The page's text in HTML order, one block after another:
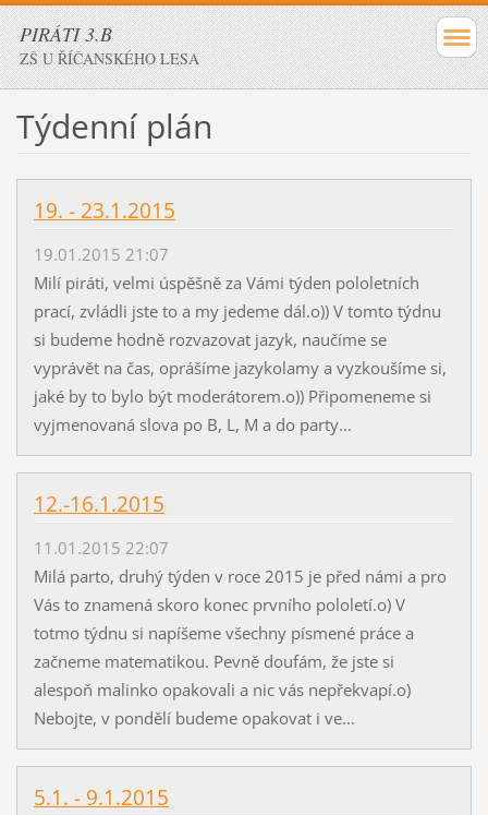
PIRÁTI 3.B
ZŠ U ŘÍČANSKÉHO LESA
Týdenní plán
19. - 23.1.2015
19.01.2015 21:07
Milí piráti, velmi úspěšně za Vámi týden pololetních
prací, zvládli jste to a my jedeme dál.o)) V tomto týdnu
si budeme hodně rozvazovat jazyk, naučíme se
vyprávět na čas, oprášíme jazykolamy a vyzkoušíme si,
jaké by to bylo být moderátorem.o)) Připomeneme si
vyjmenovaná slova po B, L, M a do party...
12.-16.1.2015
11.01.2015 22:07
Milá parto, druhý týden v roce 2015 je před námi a pro
Vás to znamená skoro konec prvního pololetí.o) V
totmo týdnu si napíšeme všechny písmené práce a
začneme matematikou. Pevně doufám, že jste si
alespoň malinko opakovali a nic vás nepřekvapí.o)
Nebojte, v pondělí budeme opakovat i ve...
5.1. - 9.1.2015